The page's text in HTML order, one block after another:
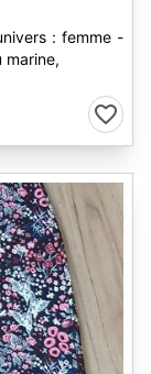
: femme -
marine,